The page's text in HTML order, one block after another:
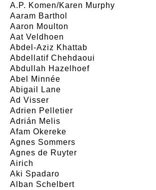
A.P. Komen/Karen Murphy
Aaram Barthol
Aaron Moulton
Aat Veldhoen
Abdel-Aziz Khattab
Abdellatif Chehdaoui
Abdullah Hazelhoef
Abel Minnée
Abigail Lane
Ad Visser
Adrien Pelletier
Adrián Melis
Afam Okereke
Agnes Sommers
Agnes de Ruyter
Airich
Aki Spadaro
Alban Schelbert